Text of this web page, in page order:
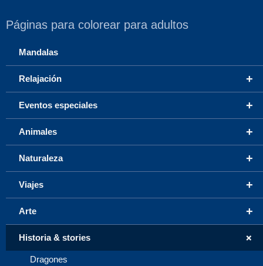
Páginas para colorear para adultos
Mandalas
+
Relajación
+
Eventos especiales
+
Animales
+
Naturaleza
+
Viajes
+
Arte
+
Historia & stories
Dragones